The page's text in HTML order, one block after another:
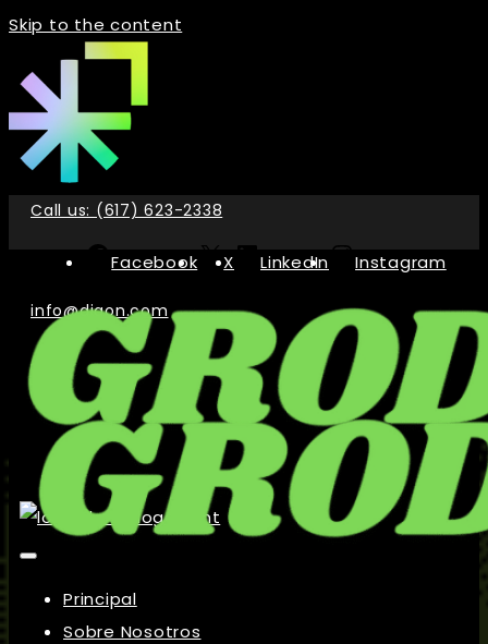
Skip to the content
Call us: (617) 623-2338
Facebook X LinkedIn Instagram
info@digon.com
Principal
Sobre Nosotros